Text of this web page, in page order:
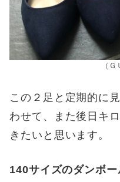
（Ｇ
この２足と定期的に
わせて、また後日キ
きたいと思います。
140サイズのダンボ